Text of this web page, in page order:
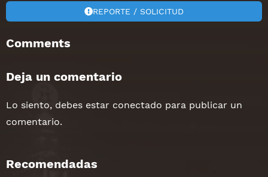
REPORTE / SOLICITUD
Comments
Deja un comentario
Lo siento, debes estar conectado para publicar un
comentario.
Recomendadas